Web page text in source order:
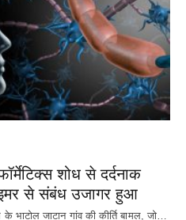
शोध से दर्दनाक
से संबंध उजागर हुआ
के भाटोल जाटान गांव की कीर्ति बामल, जो…